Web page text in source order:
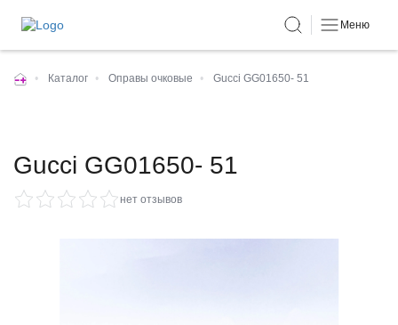
Меню
• Каталог • Оправы очковые • Gucci GG01650- 51
Gucci GG01650- 51
нет отзывов